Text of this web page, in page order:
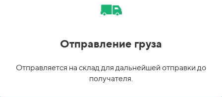
Отправление груза
Отправляется на склад для дальнейшей отправки до
получателя.